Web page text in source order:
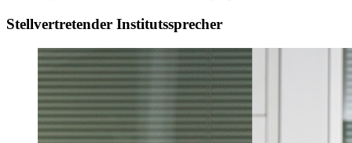
Stellvertretender Institutssprecher